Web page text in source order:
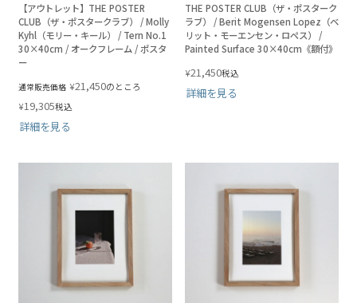
【アウトレット】THE POSTER
CLUB（ザ・ポスタークラブ） / Molly
Kyhl（モリー・キール） / Tern No.1
30×40cm / オークフレーム / ポスタ
ー
通常販売価格 ¥21,450のところ
¥19,305税込
詳細を見る
THE POSTER CLUB（ザ・ポスターク
ラブ） / Berit Mogensen Lopez（ベ
リット・モーエンセン・ロペス） /
Painted Surface 30×40cm《額付》
¥21,450税込
詳細を見る